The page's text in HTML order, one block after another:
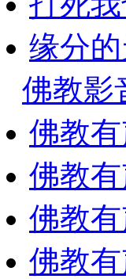
缘分
佛教影
佛教
佛教
佛教
佛教